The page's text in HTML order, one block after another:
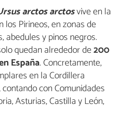
arctosarctosvive en la
los Pirineos, en zonas de
abedules y pinos negros.
quedan alrededor de200
España. Concretamente,
en la Cordillera
con Comunidades
Asturias, Castilla y León,